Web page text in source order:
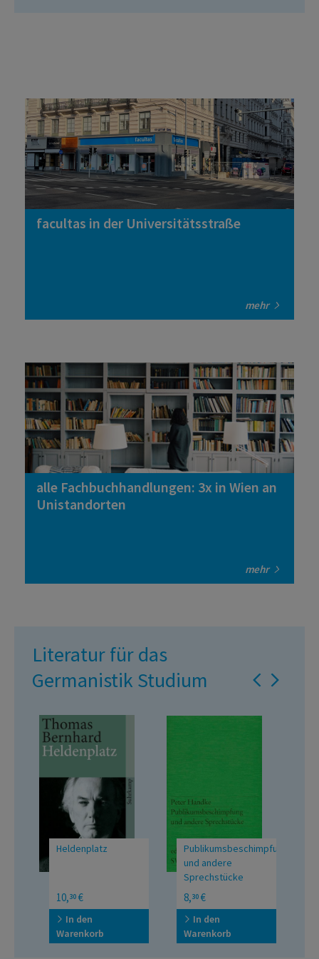
facultas in der Universitätsstraße
mehr
alle Fachbuchhandlungen: 3x in Wien an
Unistandorten
mehr
Literatur für das
Germanistik Studium
Heldenplatz
10,30 €
In den
Warenkorb
Publikumsbeschimpfung
und andere
Sprechstücke
8,30 €
In den
Warenkorb